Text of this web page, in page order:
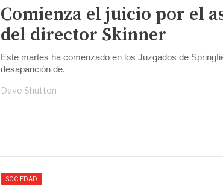
Comienza el juicio por el
del director Skinner
Este martes ha comenzado en los Juzgados de
desaparición de.
Dave Shutton
SOCIEDAD